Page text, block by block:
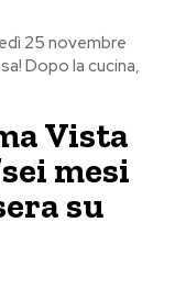
25 novembre
Dopo la cucina,
Vista
mesi
su